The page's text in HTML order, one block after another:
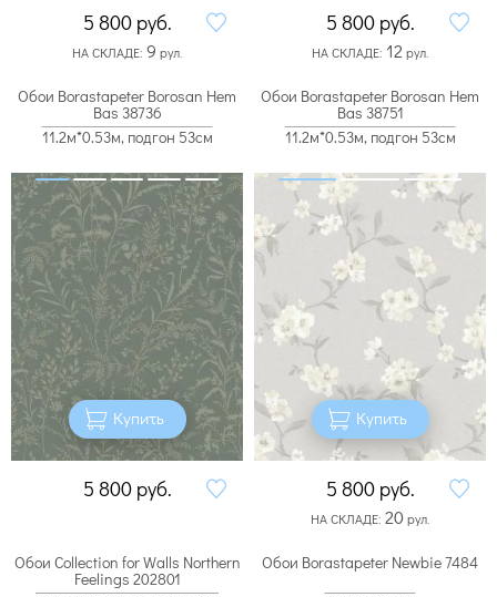
5 800 руб.
НА СКЛАДЕ: 9 рул.
5 800 руб.
НА СКЛАДЕ: 12рул.
Обои Borastapeter Borosan Hem
Bas 38736
11.2м*0.53м, подгон 53см
Купить
5 800 руб.
Обои Borastapeter Borosan Hem
Bas 38751
11.2м*0.53м, подгон 53см
Купить
5 800 руб.
НА СКЛАДЕ: 20рул.
Обои Collection for Walls Northern
Feelings 202801
Обои Borastapeter Newbie 7484